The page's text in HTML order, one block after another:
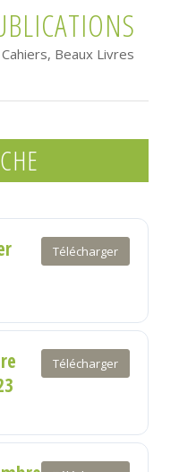
Cahiers, Beaux Livres
Télécharger
Télécharger